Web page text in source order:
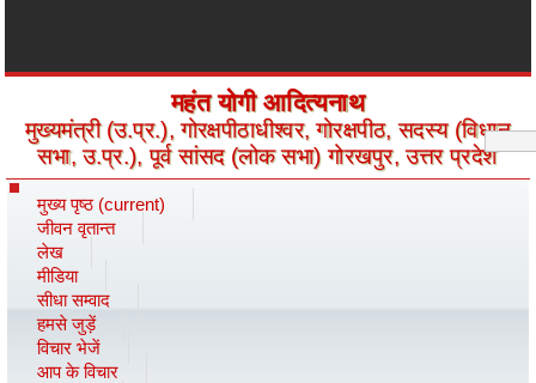
महंत योगी आदित्यनाथ
मुख्यमंत्री (उ.प्र.), गोरक्षपीठाधीश्वर, गोरक्षपीठ, सदस्य (विधान
सभा, उ.प्र.), पूर्व सांसद (लोक सभा) गोरखपुर, उत्तर प्रदेश
मुख्य पृष्ठ (current)
जीवन वृतान्त
लेख
मीडिया
सीधा सम्वाद
हमसे जुड़ें
विचार भेजें
आप के विचार